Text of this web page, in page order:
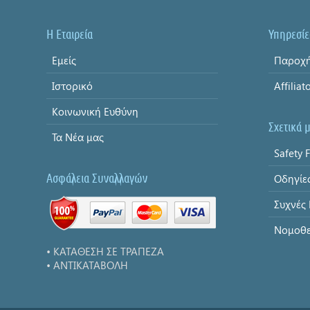
Η Εταιρεία
Εμείς
Ιστορικό
Κοινωνική Ευθύνη
Τα Νέα μας
Ασφάλεια Συναλλαγών
• ΚΑΤΑΘΕΣΗ ΣΕ ΤΡΑΠΕΖΑ
• ΑΝΤΙΚΑΤΑΒΟΛΗ
Σχετικά
Safety
Συχνές